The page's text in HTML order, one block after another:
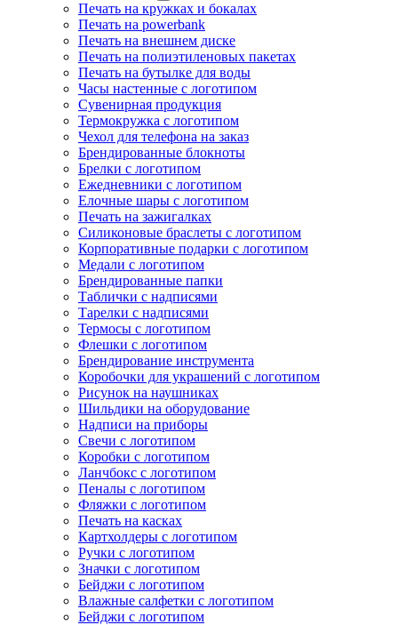
Печать на кружках и бокалах
Печать на powerbank
Печать на внешнем диске
Печать на полиэтиленовых пакетах
Печать на бутылке для воды
Часы настенные с логотипом
Сувенирная продукция
Термокружка с логотипом
Чехол для телефона на заказ
Брендированные блокноты
Брелки с логотипом
Ежедневники с логотипом
Елочные шары с логотипом
Печать на зажигалках
Силиконовые браслеты с логотипом
Корпоративные подарки с логотипом
Медали с логотипом
Брендированные папки
Таблички с надписями
Тарелки с надписями
Термосы с логотипом
Флешки с логотипом
Брендирование инструмента
Коробочки для украшений с логотипом
Рисунок на наушниках
Шильдики на оборудование
Надписи на приборы
Свечи с логотипом
Коробки с логотипом
Ланчбокс с логотипом
Пеналы с логотипом
Фляжки с логотипом
Печать на касках
Картхолдеры с логотипом
Ручки с логотипом
Значки с логотипом
Бейджи с логотипом
Влажные салфетки с логотипом
Бейджи с логотипом